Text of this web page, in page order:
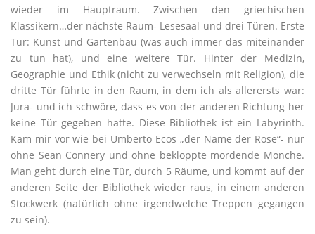
wieder im Hauptraum. Zwischen den griechischen
Klassikern…der nächste Raum- Lesesaal und drei Türen. Erste
Tür: Kunst und Gartenbau (was auch immer das miteinander
zu tun hat), und eine weitere Tür. Hinter der Medizin,
Geographie und Ethik (nicht zu verwechseln mit Religion), die
dritte Tür führte in den Raum, in dem ich als allerersts war:
Jura- und ich schwöre, dass es von der anderen Richtung her
keine Tür gegeben hatte. Diese Bibliothek ist ein Labyrinth.
Kam mir vor wie bei Umberto Ecos „der Name der Rose“- nur
ohne Sean Connery und ohne bekloppte mordende Mönche.
Man geht durch eine Tür, durch 5 Räume, und kommt auf der
anderen Seite der Bibliothek wieder raus, in einem anderen
Stockwerk (natürlich ohne irgendwelche Treppen gegangen
zu sein).